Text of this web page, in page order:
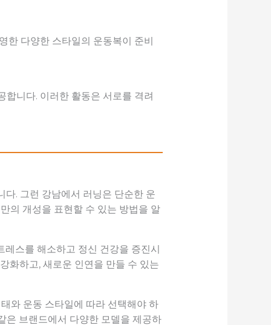
한 다양한 스타일의 운동복이 준비
니다. 이러한 활동은 서로를 격려
. 그런 강남에서 러닝은 단순한 운
의 개성을 표현할 수 있는 방법을 알
스를 해소하고 정신 건강을 증진시
화하고, 새로운 인연을 만들 수 있는
와 운동 스타일에 따라 선택해야 하
은 브랜드에서 다양한 모델을 제공하